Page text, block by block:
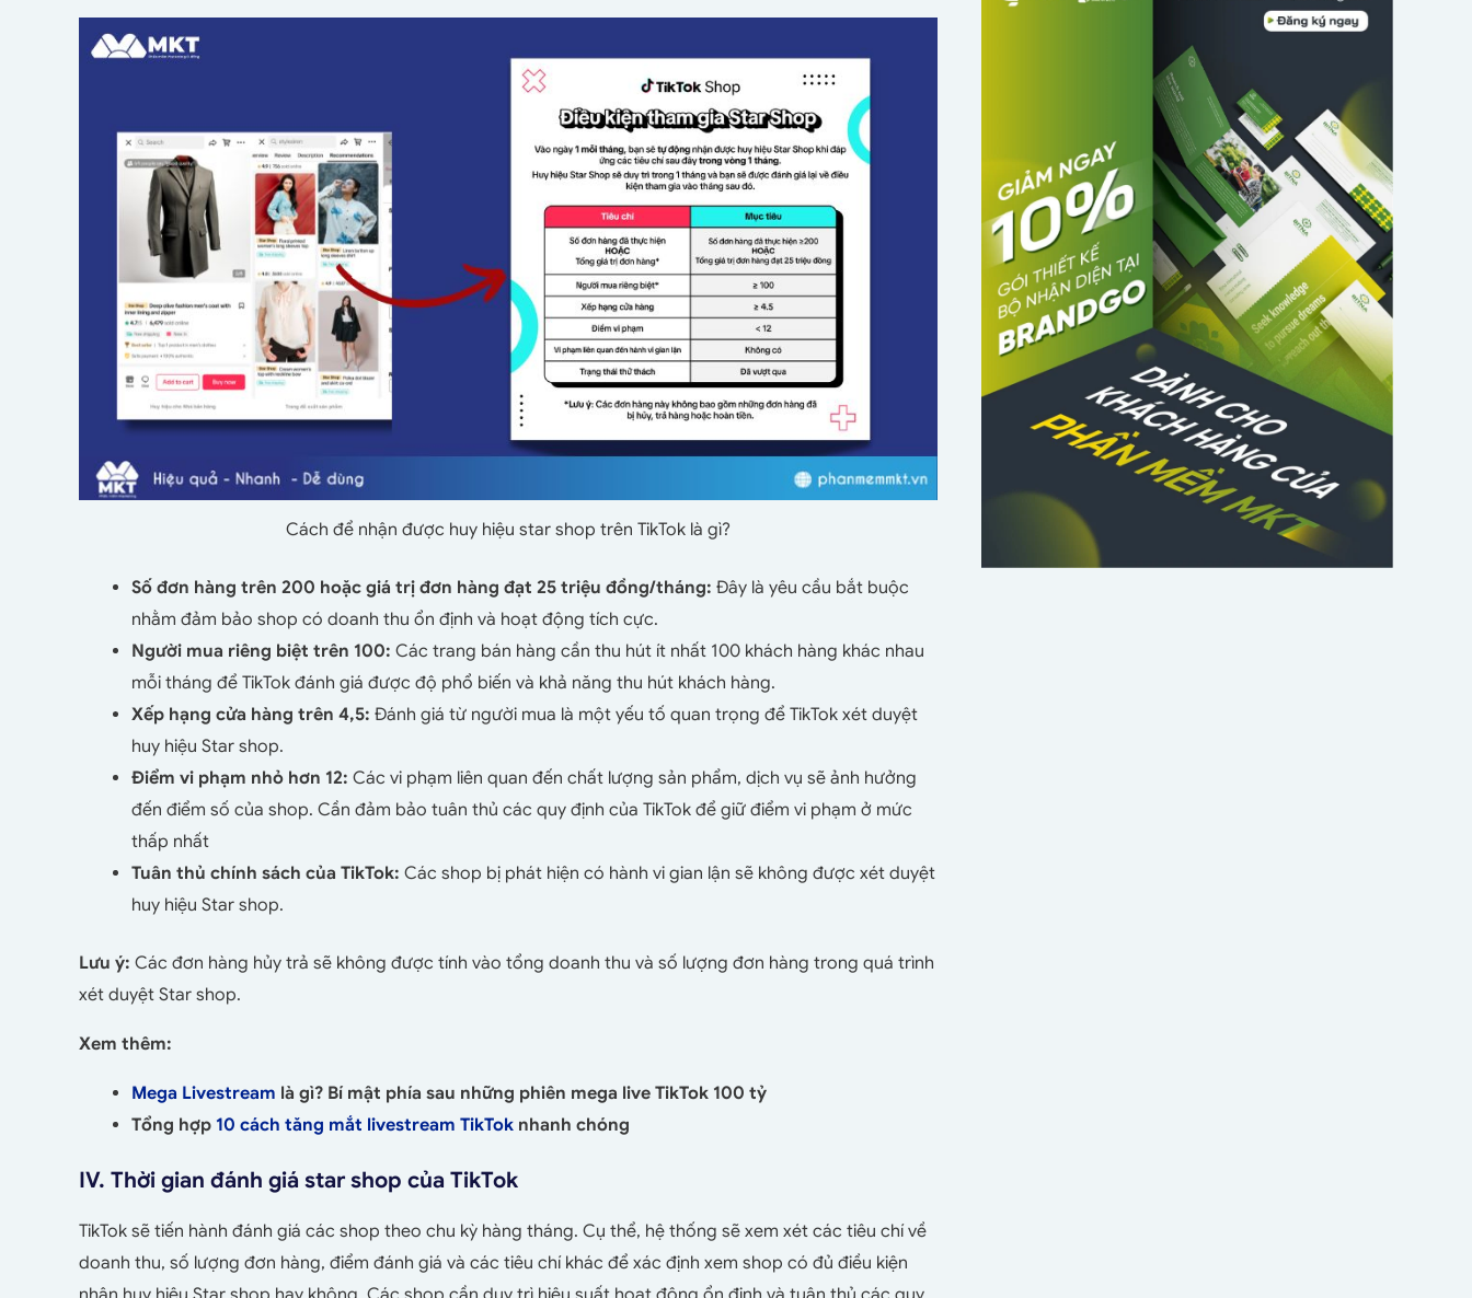
Cách để nhận được huy hiệu star shop trên TikTok là gì?
Số đơn hàng trên 200 hoặc giá trị đơn hàng đạt 25 triệu đồng/tháng: Đây là yêu cầu bắt buộc
nhằm đảm bảo shop có doanh thu ổn định và hoạt động tích cực.
Người mua riêng biệt trên 100: Các trang bán hàng cần thu hút ít nhất 100 khách hàng khác nhau
mỗi tháng để TikTok đánh giá được độ phổ biến và khả năng thu hút khách hàng.
Xếp hạng cửa hàng trên 4,5: Đánh giá từ người mua là một yếu tố quan trọng để TikTok xét duyệt
huy hiệu Star shop.
Điểm vi phạm nhỏ hơn 12: Các vi phạm liên quan đến chất lượng sản phẩm, dịch vụ sẽ ảnh hưởng
đến điểm số của shop. Cần đảm bảo tuân thủ các quy định của TikTok để giữ điểm vi phạm ở mức
thấp nhất
Tuân thủ chính sách của TikTok: Các shop bị phát hiện có hành vi gian lận sẽ không được xét duyệt
huy hiệu Star shop.
Lưu ý: Các đơn hàng hủy trả sẽ không được tính vào tổng doanh thu và số lượng đơn hàng trong quá trình
xét duyệt Star shop.
Xem thêm:
Mega Livestream là gì? Bí mật phía sau những phiên mega live TikTok 100 tỷ
Tổng hợp 10 cách tăng mắt livestream TikTok nhanh chóng
IV. Thời gian đánh giá star shop của TikTok
TikTok sẽ tiến hành đánh giá các shop theo chu kỳ hàng tháng. Cụ thể, hệ thống sẽ xem xét các tiêu chí về
doanh thu, số lượng đơn hàng, điểm đánh giá và các tiêu chí khác để xác định xem shop có đủ điều kiện